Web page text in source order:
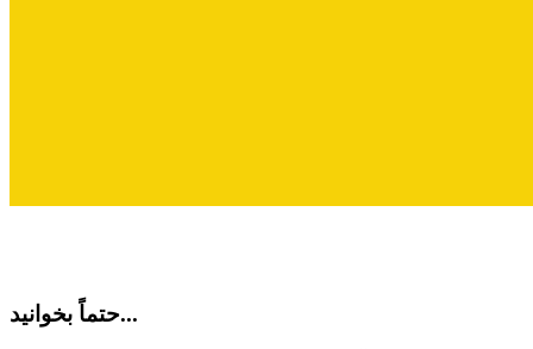
حتماً بخوانید...